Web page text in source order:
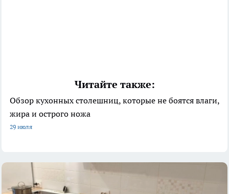
Читайте также:
Обзор кухонных столешниц, которые не боятся влаги,
жира и острого ножа
29 июля